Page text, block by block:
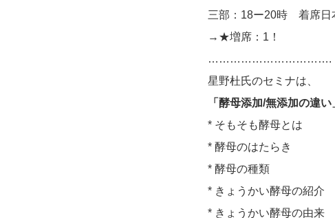
三部：18ー20時 着席日
→★増席：1！
…………………………….
星野杜氏のセミナは、
「酵母添加/無添加の違い
* そもそも酵母とは
* 酵母のはたらき
* 酵母の種類
* きょうかい酵母の紹介
* きょうかい酵母の由来